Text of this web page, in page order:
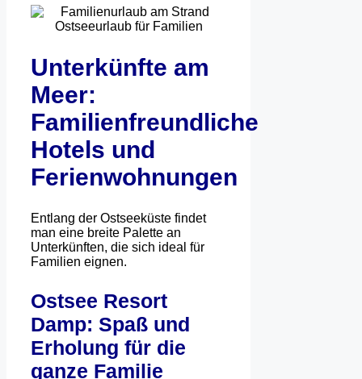
Unterkünfte am
Meer:
Familienfreundliche
Hotels und
Ferienwohnungen
Entlang der Ostseeküste findet
man eine breite Palette an
Unterkünften, die sich ideal für
Familien eignen.
Ostsee Resort
Damp: Spaß und
Erholung für die
ganze Familie